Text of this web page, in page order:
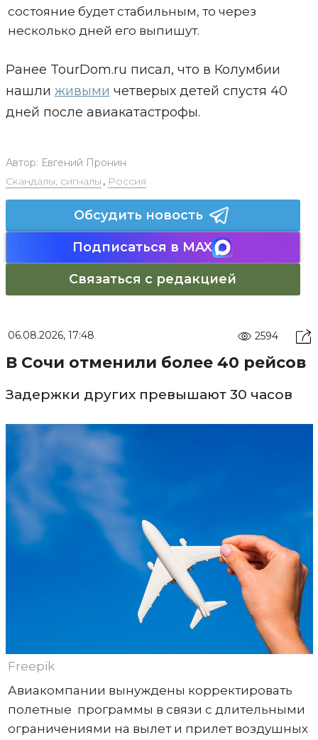
состояние будет стабильным, то через
несколько дней его выпишут.
Ранее TourDom.ru писал, что в Колумбии
нашли живыми четверых детей спустя 40
дней после авиакатастрофы.
Автор: Евгений Пронин
Скандалы, сигналы , Россия
Обсудить новость
Подписаться в MAX
Связаться с редакцией
06.08.2026, 17:48 2594
В Сочи отменили более 40 рейсов
Задержки других превышают 30 часов
Freepik
Авиакомпании вынуждены корректировать
полетные программы в связи с длительными
ограничениями на вылет и прилет воздушных